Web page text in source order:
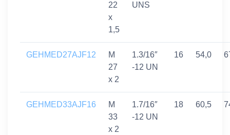
22
x
1,5
UNS
GEHMED27AJF12
M
27
x 2
1.3/16″
-12 UN
16 54,0
GEHMED33AJF16
M
33
x 2
1.7/16″
-12 UN
18 60,5